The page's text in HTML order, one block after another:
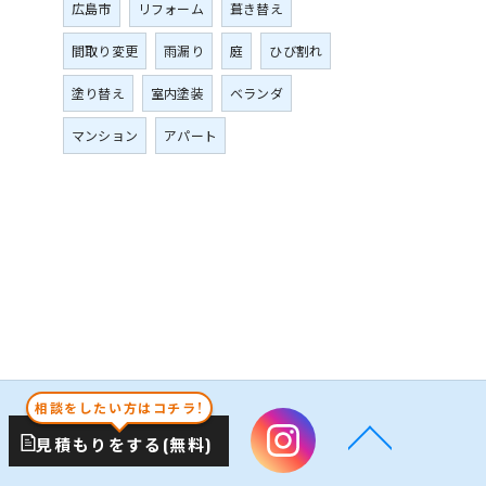
広島市 リフォーム 葺き替え
間取り変更 雨漏り 庭 ひび割れ
塗り替え 室内塗装 ベランダ
マンション アパート
相談をしたい方はコチラ!
見積もりをする(無料)